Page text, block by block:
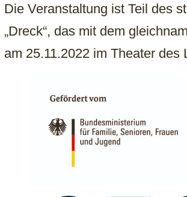
Die Veranstaltung ist Teil des
„Dreck“, das mit dem
am 25.11.2022 im Theater des